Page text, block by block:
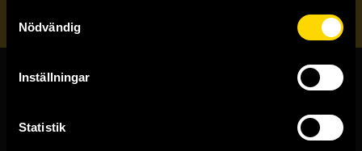
Nödvändig
Inställningar
Statistik
Stockholmsbutiken